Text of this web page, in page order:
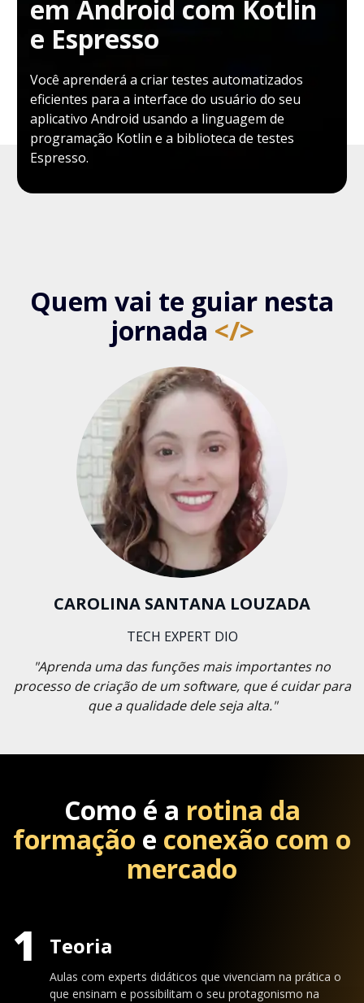
em Android com Kotlin
e Espresso
Você aprenderá a criar testes automatizados
eficientes para a interface do usuário do seu
aplicativo Android usando a linguagem de
programação Kotlin e a biblioteca de testes
Espresso.
Quem vai te guiar nesta
jornada </>
CAROLINA SANTANA LOUZADA
TECH EXPERT DIO
"Aprenda uma das funções mais importantes no
processo de criação de um software, que é cuidar para
que a qualidade dele seja alta."
Como é a rotina da
formação e conexão com o
mercado
1 Teoria
Aulas com experts didáticos que vivenciam na prática o
que ensinam e possibilitam o seu protagonismo na